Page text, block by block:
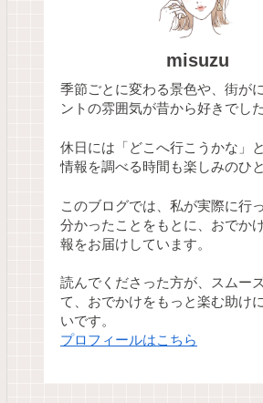
misuzu
季節ごとに変わる景色や、街が
ントの雰囲気が昔から好きでした
休日には「どこへ行こうかな」
情報を調べる時間も楽しみのひ
このブログでは、私が実際に行
分かったことをもとに、おでか
報をお届けしています。
読んでくださった方が、スムー
て、おでかけをもっと楽む助け
いです。
プロフィールはこちら